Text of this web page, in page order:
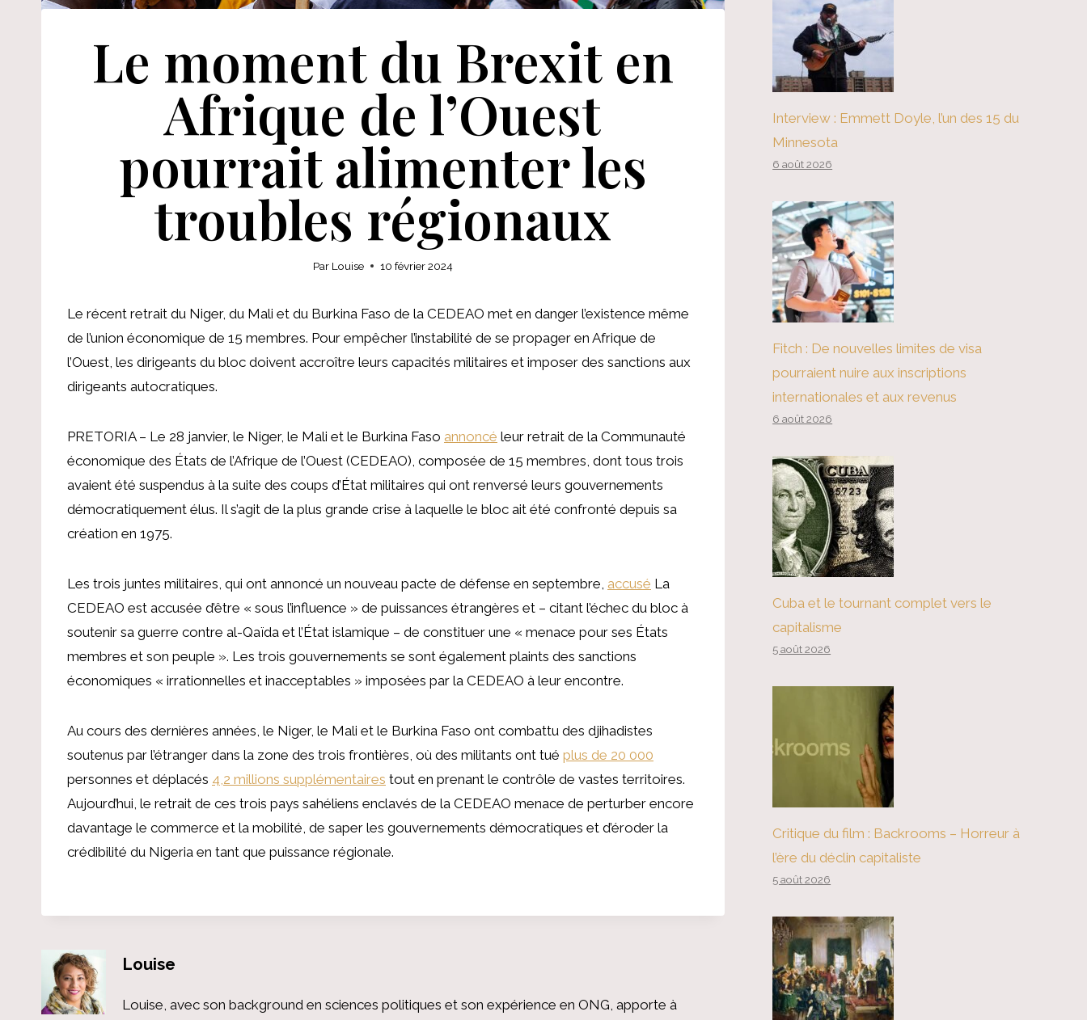
Le moment du Brexit en
Afrique de l’Ouest
pourrait alimenter les
troubles régionaux
Par Louise 10 février 2024
Le récent retrait du Niger, du Mali et du Burkina Faso de la CEDEAO met en danger l’existence même
de l’union économique de 15 membres. Pour empêcher l’instabilité de se propager en Afrique de
l’Ouest, les dirigeants du bloc doivent accroître leurs capacités militaires et imposer des sanctions aux
dirigeants autocratiques.
PRETORIA – Le 28 janvier, le Niger, le Mali et le Burkina Faso annoncé leur retrait de la Communauté
économique des États de l’Afrique de l’Ouest (CEDEAO), composée de 15 membres, dont tous trois
avaient été suspendus à la suite des coups d’État militaires qui ont renversé leurs gouvernements
démocratiquement élus. Il s’agit de la plus grande crise à laquelle le bloc ait été confronté depuis sa
création en 1975.
Les trois juntes militaires, qui ont annoncé un nouveau pacte de défense en septembre, accusé La
CEDEAO est accusée d’être « sous l’influence » de puissances étrangères et – citant l’échec du bloc à
soutenir sa guerre contre al-Qaïda et l’État islamique – de constituer une « menace pour ses États
membres et son peuple ». Les trois gouvernements se sont également plaints des sanctions
économiques « irrationnelles et inacceptables » imposées par la CEDEAO à leur encontre.
Au cours des dernières années, le Niger, le Mali et le Burkina Faso ont combattu des djihadistes
soutenus par l’étranger dans la zone des trois frontières, où des militants ont tué plus de 20 000
personnes et déplacés 4,2 millions supplémentaires tout en prenant le contrôle de vastes territoires.
Aujourd’hui, le retrait de ces trois pays sahéliens enclavés de la CEDEAO menace de perturber encore
davantage le commerce et la mobilité, de saper les gouvernements démocratiques et d’éroder la
crédibilité du Nigeria en tant que puissance régionale.
Louise
Louise, avec son background en sciences politiques et son expérience en ONG, apporte à
Interview : Emmett Doyle, l’un des 15 du
Minnesota
6 août 2026
Fitch : De nouvelles limites de visa
pourraient nuire aux inscriptions
internationales et aux revenus
6 août 2026
Cuba et le tournant complet vers le
capitalisme
5 août 2026
Critique du film : Backrooms – Horreur à
l’ère du déclin capitaliste
5 août 2026